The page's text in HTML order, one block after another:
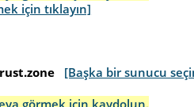
için tıklayın]
[Başka bir sunucu
görmek için kaydolun.